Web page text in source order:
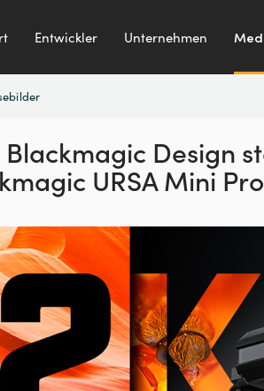
Entwickler Unternehmen
Blackmagic Design
URSA Mini